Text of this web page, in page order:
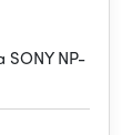
SONY NP-